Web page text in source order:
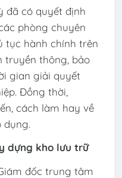
đã có quyết định
phòng chuyên
tục hành chính trên
truyền thông, bảo
gian giải quyết
Đồng thời,
cách làm hay về
dụng.
dựng kho lưu trữ
đốc trung tâm